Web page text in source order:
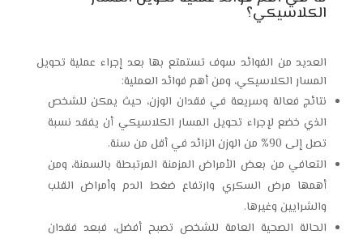
الكلاسيكي؟
العديد من الفوائد سوف تستمتع بها بعد إجراء عملية تحويل
المسار الكلاسيكي، ومن أهم فوائد العملية:
نتائج فعالة وسريعة في فقدان الوزن، حيث يمكن للشخص
الذي خضع لإجراء تحويل المسار الكلاسيكي أن يفقد نسبة
تصل إلى 90% من الوزن الزائد في أقل من سنة.
التعافي من بعض الأمراض المزمنة المرتبطة بالسمنة، ومن
أهمها مرض السكري وارتفاع ضغط الدم وأمراض القلب
والشرايين وغيرها.
الحالة الصحية العامة للشخص تصبح أفضل، فبعد فقدان